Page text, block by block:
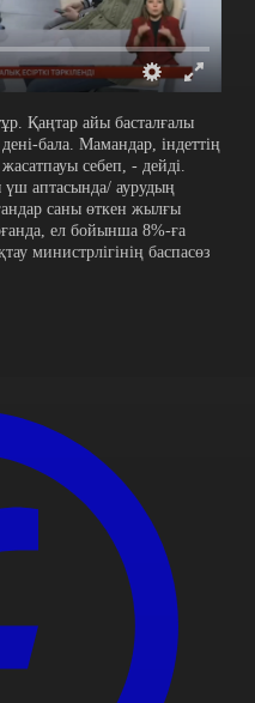
Қаңтар айы басталғалы
бала. Мамандар, індеттің
себеп, - дейді.
аптасында/ аурудың
саны өткен жылғы
ел бойынша 8%-ға
министрлігінің баспасөз